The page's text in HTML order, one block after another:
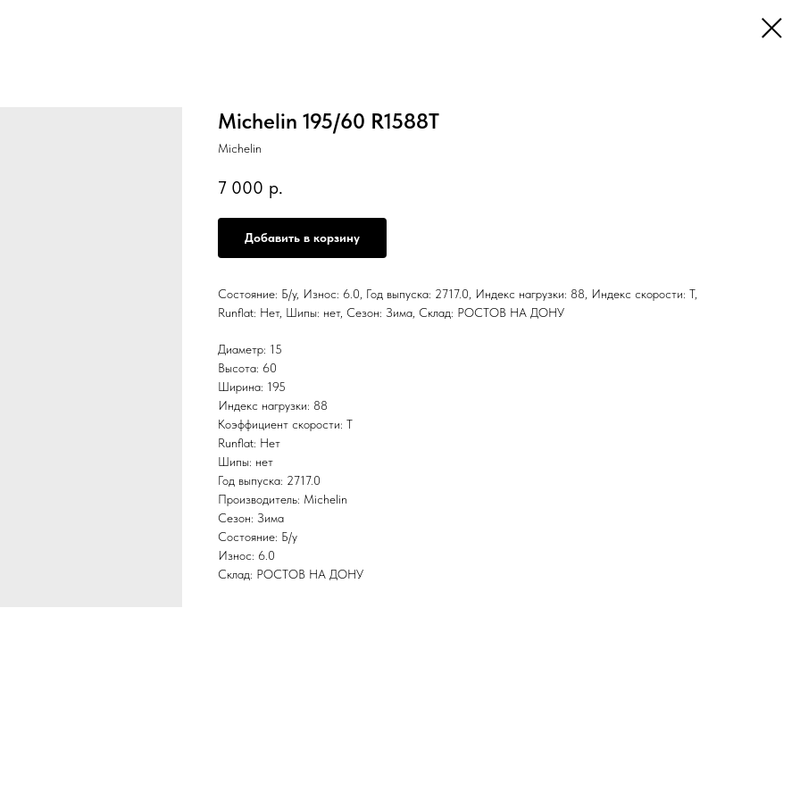
Michelin 195/60 R1588T
Michelin
7 000 р.
Добавить в корзину
Состояние: Б/у, Износ: 6.0, Год выпуска: 2717.0, Индекс нагрузки: 88, Индекс скорости: T,
Runflat: Нет, Шипы: нет, Сезон: Зима, Склад: РОСТОВ НА ДОНУ
Диаметр: 15
Высота: 60
Ширина: 195
Индекс нагрузки: 88
Коэффициент скорости: T
Runflat: Нет
Шипы: нет
Год выпуска: 2717.0
Производитель: Michelin
Сезон: Зима
Состояние: Б/у
Износ: 6.0
Склад: РОСТОВ НА ДОНУ